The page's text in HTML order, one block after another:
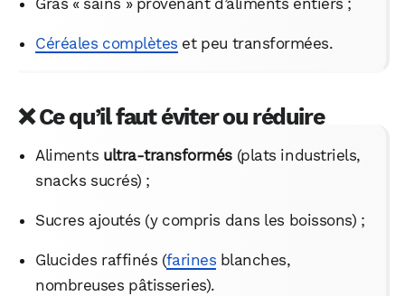
Gras « sains » provenant d’aliments entiers ;
Céréales complètes et peu transformées.
❌Ce qu’il faut éviter ou réduire
Aliments ultra-transformés(plats industriels,
snacks sucrés) ;
Sucres ajoutés (y compris dans les boissons) ;
Glucides raffinés (farines blanches,
nombreuses pâtisseries).